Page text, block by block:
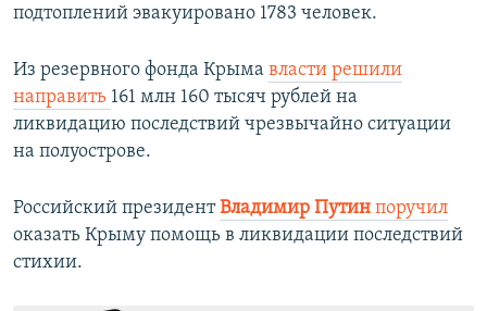
подтоплений эвакуировано 1783 человек.
Из резервного фонда Крыма власти решили
направить 161 млн 160 тысяч рублей на
ликвидацию последствий чрезвычайно ситуации
на полуострове.
Российский президентВладимир Путин поручил
оказать Крыму помощь в ликвидации последствий
стихии.